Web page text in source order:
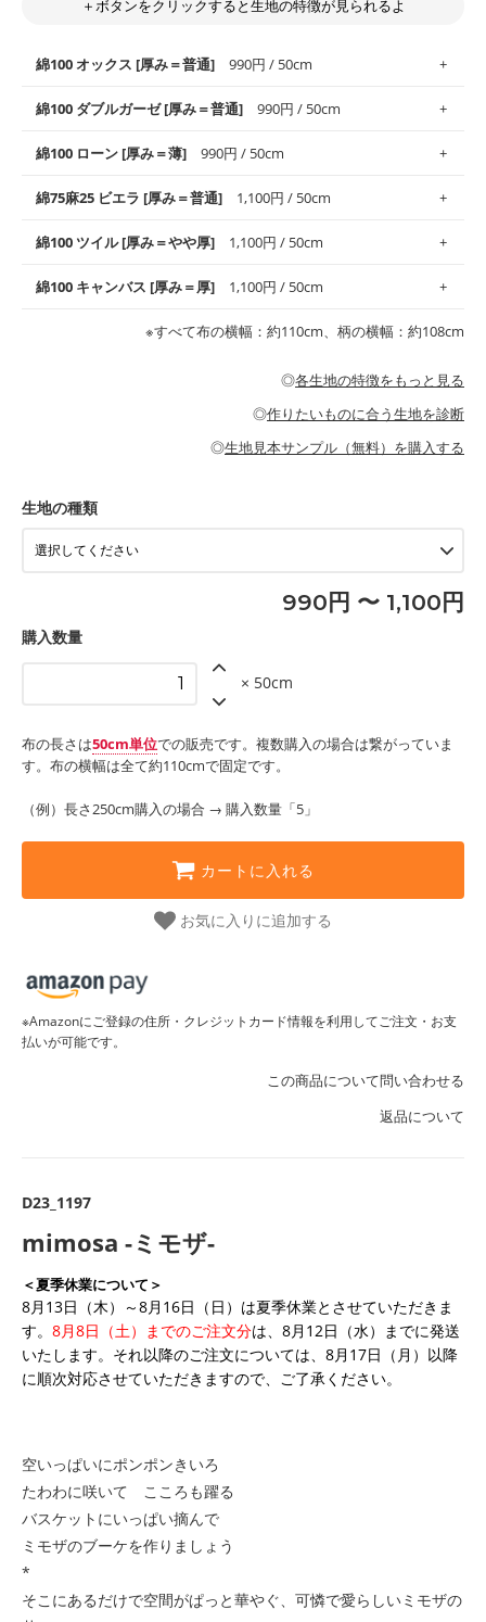
＋ボタンをクリックすると生地の特徴が見られるよ
綿100 オックス [厚み＝普通] 990円 / 50cm
使いやすさNo.1！しなやかさと適度な張りを併せ持ち、通気性の
高さがオックス生地の特徴です。当サイトのオックス生地は、
般にお使いいただけます。
※レッスンバッグ、上履き袋などの通園通学グッズにはツイル生
・布団カバーなどの寝具、カーテン
綿100 ダブルガーゼ [厚み＝普通] 990円 / 50cm
柔らかくふんわりとした肌触りが特徴です。ベビー用品やハンカ
チなど直接肌に触れるアイテムに最適です。高い吸湿性・通気性
す。
・スタイ、おくるみなどのベビーグッズ
・ブラウス、チュニック、ワンピースなどの洋服
綿100 ローン [厚み＝薄] 990円 / 50cm
上質で薄手の平織りの生地です。軽やかさとなめらかな手触りの
良さが魅力。透け感があるので、涼しげなトップスなどに最適で
・ブラウス、シャツ、チュニックなどのトップス
綿75麻25 ビエラ [厚み＝普通] 1,100円 / 50cm
コットン75％リネン25％の当店のビエラ生地は、オックス生地よ
りもふんわりとした柔らかい質感と適度な落ち感を感じられるの
綿100 ツイル [厚み＝やや厚] 1,100円 / 50cm
綾織りの生地です。しっかりとした張りと厚みがありながらも柔
らかいのが特徴です。生地の厚みは中厚手です。1枚でも透け感
・カーテン、エプロン、テーブルクロスなどの暮らしのアイテム
・パンツ、タックスカートなどのボトムス
もっと詳しく見る
綿100 キャンバス [厚み＝厚] 1,100円 / 50cm
耐久性があります。トートバッグ・ポーチ・ペンケースなどの布
小物、インテリア用品に向いています。
・工作用エプロン
もっと詳しく見る
※すべて布の横幅：約110cm、柄の横幅：約108cm
◎各生地の特徴をもっと見る
◎作りたいものに合う生地を診断
◎生地見本サンプル（無料）を購入する
生地の種類
990円 〜 1,100円
購入数量
× 50cm
布の長さは50cm単位での販売です。複数購入の場合は繋がっていま
す。布の横幅は全て約110cmで固定です。
（例）長さ250cm購入の場合 → 購入数量「5」
カートに入れる
お気に入りに追加する
※Amazonにご登録の住所・クレジットカード情報を利用してご注文・お支
払いが可能です。
この商品について問い合わせる
返品について
D23_1197
mimosa -ミモザ-
＜夏季休業について＞
8月13日（木）～8月16日（日）は夏季休業とさせていただきま
す。 8月8日（土）までのご注文分は、8月12日（水）までに発送
いたします。それ以降のご注文については、8月17日（月）以降
に順次対応させていただきますので、ご了承ください。
空いっぱいにポンポンきいろ
たわわに咲いて こころも躍る
バスケットにいっぱい摘んで
ミモザのブーケを作りましょう
*
そこにあるだけで空間がぱっと華やぐ、可憐で愛らしいミモザの